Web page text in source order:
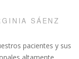
SÁENZ
pacientes y sus